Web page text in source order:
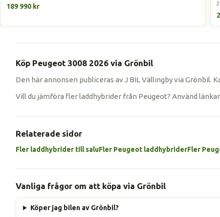
189 990 kr
Köp Peugeot 3008 2026 via Grönbil
Den här annonsen publiceras av J BIL Vällingby via
Vill du jämföra fler laddhybrider från Peugeot? Använd
Relaterade sidor
Fler laddhybrider till saluFler Peugeot laddhybriderFler
Vanliga frågor om att köpa via Grönbil
Köper jag bilen av Grönbil?